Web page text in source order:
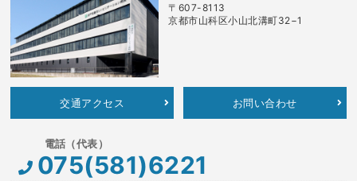
〒607-8113
京都市山科区小山北溝町32−1
交通アクセス お問い合わせ
075(581)6221